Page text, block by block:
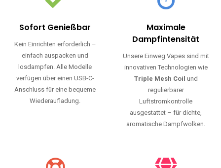
Sofort Genießbar
Kein Einrichten erforderlich –
einfach auspacken und
losdampfen. Alle Modelle
verfügen über einen USB-C-
Anschluss für eine bequeme
Wiederaufladung.
Maximale
Dampfintensität
Unsere Einweg Vapes sind mit
innovativen Technologien wie
Triple Mesh Coil und
regulierbarer
Luftstromkontrolle
ausgestattet – für dichte,
aromatische Dampfwolken.